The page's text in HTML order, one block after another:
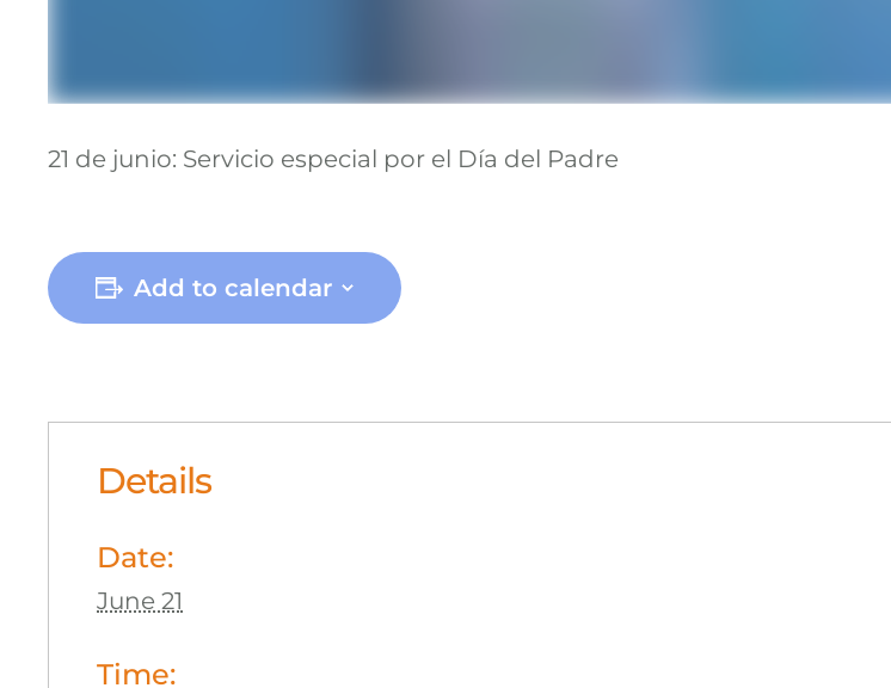
21 de junio: Servicio especial por el Día del Padre
Add to calendar
Details
Date:
June 21
Time: